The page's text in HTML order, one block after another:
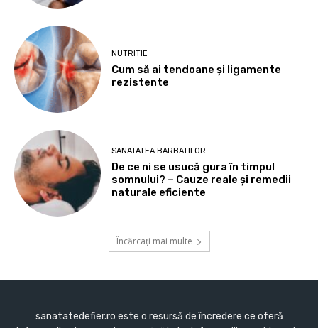
NUTRITIE
Cum să ai tendoane şi ligamente
rezistente
SANATATEA BARBATILOR
De ce ni se usucă gura în timpul
somnului? – Cauze reale și remedii
naturale eficiente
Încărcați mai multe
sanatatedefier.ro este o resursă de încredere ce oferă